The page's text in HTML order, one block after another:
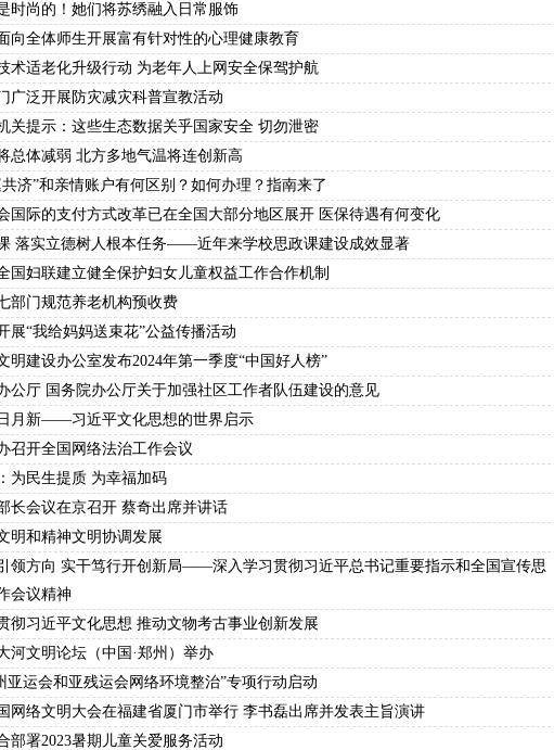
时尚的！她们将苏绣融入日常服饰
向全体师生开展富有针对性的心理健康教育
术适老化升级行动 为老年人上网安全保驾护航
广泛开展防灾减灾科普宣教活动
关提示：这些生态数据关乎国家安全 切勿泄密
总体减弱 北方多地气温将连创新高
共济”和亲情账户有何区别？如何办理？指南来了
国际的支付方式改革已在全国大部分地区展开 医保待遇有何变化
落实立德树人根本任务——近年来学校思政课建设成效显著
国妇联建立健全保护妇女儿童权益工作合作机制
部门规范养老机构预收费
展“我给妈妈送束花”公益传播活动
明建设办公室发布2024年第一季度“中国好人榜”
公厅 国务院办公厅关于加强社区工作者队伍建设的意见
月新——习近平文化思想的世界启示
召开全国网络法治工作会议
为民生提质 为幸福加码
长会议在京召开 蔡奇出席并讲话
明和精神文明协调发展
领方向 实干笃行开创新局——深入学习贯彻习近平总书记重要指示和全国宣传思
会议精神
彻习近平文化思想 推动文物考古事业创新发展
河文明论坛（中国·郑州）举办
亚运会和亚残运会网络环境整治”专项行动启动
网络文明大会在福建省厦门市举行 李书磊出席并发表主旨演讲
部署2023暑期儿童关爱服务活动